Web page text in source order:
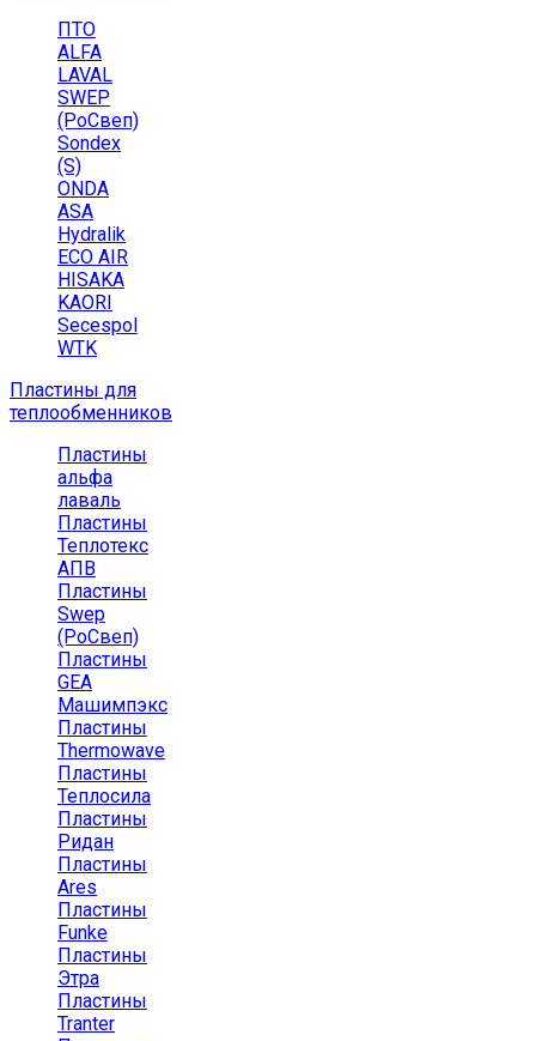
ПТО
ALFA
LAVAL
SWEP
(РоСвеп)
Sondex
(S)
ONDA
ASA
Hydralik
ECO AIR
HISAKA
KAORI
Secespol
WTK
Пластины для
теплообменников
Пластины
альфа
лаваль
Пластины
Теплотекс
АПВ
Пластины
Swep
(РоСвеп)
Пластины
GEA
Машимпэкс
Пластины
Thermowave
Пластины
Теплосила
Пластины
Ридан
Пластины
Ares
Пластины
Funke
Пластины
Этра
Пластины
Tranter